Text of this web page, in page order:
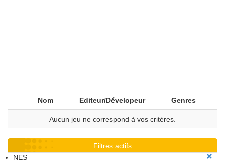
Nom Editeur/Dévelopeur Genres
Aucun jeu ne correspond à vos critères.
Filtres actifs
NES